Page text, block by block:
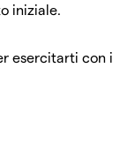
iniziale.
esercitarti con i